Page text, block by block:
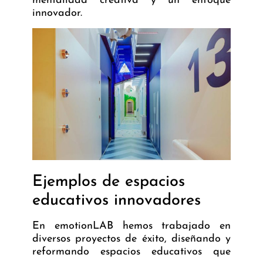
innovador.
Ejemplos de espacios
educativos innovadores
En emotionLAB hemos trabajado en
diversos proyectos de éxito, diseñando y
reformando espacios educativos que